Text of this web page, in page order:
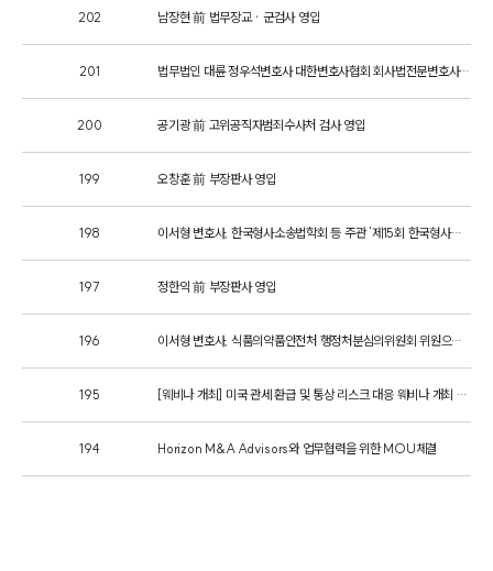
업무사례
주요 업무사례
사례분석/최신동향
법률정보
법률지식인
고객후기
업무분야
기업회생파산그룹 업무
전체
구성원 소개
법인회생파산전문변호사
202 남장현 前 법무장교 · 군검사 영입
201 법무법인 대륜 정우석변호사 대한변호사협회 회사법전문변호사 등록
200 공기광 前 고위공직자범죄수사처 검사 영입
199 오창훈 前 부장판사 영입
198 이서형 변호사, 한국형사소송법학회 등 주관 '제15회 한국형사학대회'서 발표
197 정한익 前 부장판사 영입
196 이서형 변호사, 식품의약품안전처 행정처분심의위원회 위원으로 위촉
195 [웨비나 개최] 미국 관세 환급 및 통상 리스크 대응 웨비나 개최 안내
194 Horizon M&A Advisors와 업무협력을 위한 MOU체결